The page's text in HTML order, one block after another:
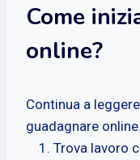
Come
online?
Continua a
guadagnare online.
Trova lavoro